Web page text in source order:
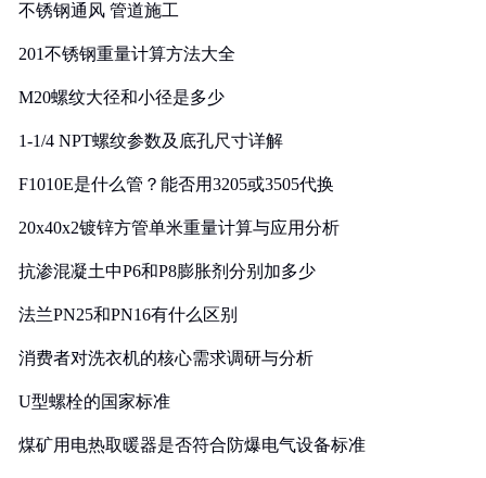
不锈钢通风 管道施工
201不锈钢重量计算方法大全
M20螺纹大径和小径是多少
1-1/4 NPT螺纹参数及底孔尺寸详解
F1010E是什么管？能否用3205或3505代换
20x40x2镀锌方管单米重量计算与应用分析
抗渗混凝土中P6和P8膨胀剂分别加多少
法兰PN25和PN16有什么区别
消费者对洗衣机的核心需求调研与分析
U型螺栓的国家标准
煤矿用电热取暖器是否符合防爆电气设备标准